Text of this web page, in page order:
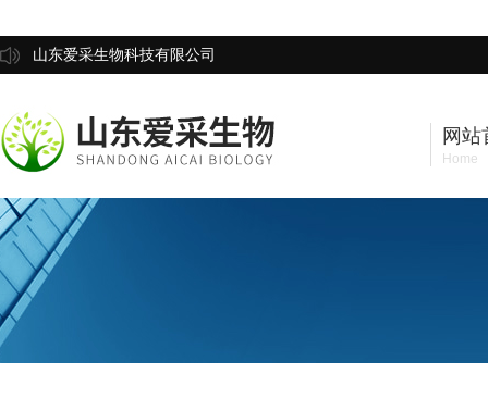
山东爱采生物科技有限公司
网站
Home